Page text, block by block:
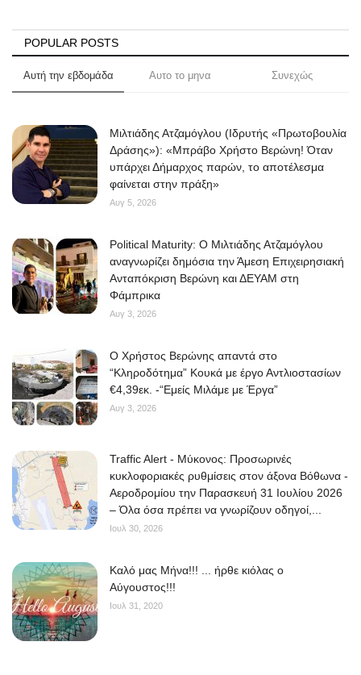
POPULAR POSTS
Αυτή την εβδομάδα Αυτο το μηνα Συνεχώς
Μιλτιάδης Ατζαμόγλου (Ιδρυτής «Πρωτοβουλία
Δράσης»): «Μπράβο Χρήστο Βερώνη! Όταν
υπάρχει Δήμαρχος παρών, το αποτέλεσμα
φαίνεται στην πράξη»
Αυγ 5, 2026
Political Maturity: Ο Μιλτιάδης Ατζαμόγλου
αναγνωρίζει δημόσια την Άμεση Επιχειρησιακή
Ανταπόκριση Βερώνη και ΔΕΥΑΜ στη
Φάμπρικα
Αυγ 3, 2026
O Χρήστος Βερώνης απαντά στο
“Κληροδότημα” Κουκά με έργο Αντλιοστασίων
€4,39εκ. -“Εμείς Μιλάμε με Έργα”
Αυγ 3, 2026
Traffic Alert - Μύκονος: Προσωρινές
κυκλοφοριακές ρυθμίσεις στον άξονα Βόθωνα -
Αεροδρομίου την Παρασκευή 31 Ιουλίου 2026
– Όλα όσα πρέπει να γνωρίζουν οδηγοί,...
Ιουλ 30, 2026
Kαλό μας Μήνα!!! ... ήρθε κιόλας ο
Αύγουστος!!!
Ιουλ 31, 2020